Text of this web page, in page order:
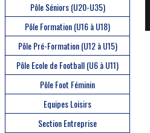
Pôle Séniors (U20-U35)
Pôle Formation (U16 à U18)
Pôle Pré-Formation (U12 à U15)
Pôle Ecole de Football (U6 à U11)
Pôle Foot Féminin
Equipes Loisirs
Section Entreprise